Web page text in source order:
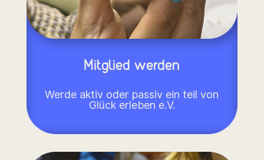
Mitglied werden
Werde aktiv oder passiv ein teil von
Glück erleben e.V.